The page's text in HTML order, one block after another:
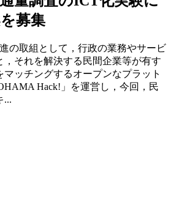
募集
の取組として，行政の業務やサービ
，それを解決する民間企業等が有す
マッチングするオープンなプラット
Hack!」を運営し，今回，民
...